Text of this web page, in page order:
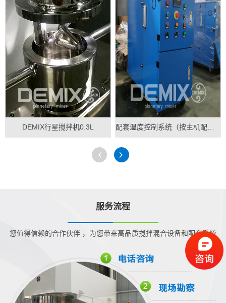
DEMIX行星搅拌机0.3L 配套温度控制系统（按主机配做）
服务流程
您值得信赖的合作伙伴 ，为您带来高品质搅拌混合设备和配套系统